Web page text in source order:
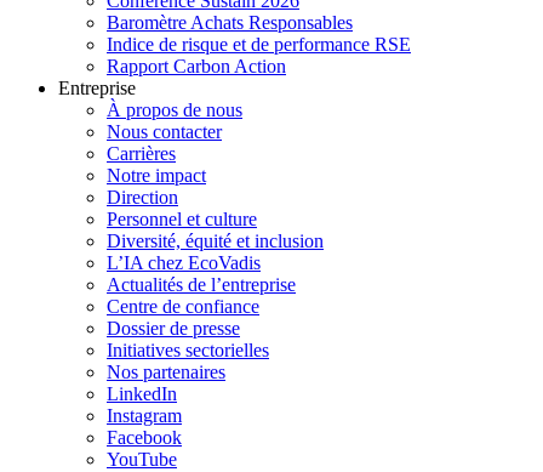
Baromètre Achats Responsables
Indice de risque et de performance RSE
Rapport Carbon Action
Entreprise
À propos de nous
Nous contacter
Carrières
Notre impact
Direction
Personnel et culture
Diversité, équité et inclusion
L’IA chez EcoVadis
Actualités de l’entreprise
Centre de confiance
Dossier de presse
Initiatives sectorielles
Nos partenaires
LinkedIn
Instagram
Facebook
YouTube